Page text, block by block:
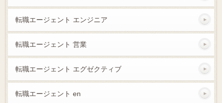
転職エージェント エンジニア
転職エージェント 営業
転職エージェント エグゼクティブ
転職エージェント en